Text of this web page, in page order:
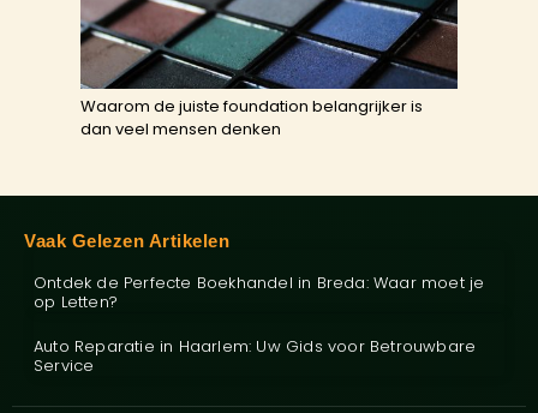
Waarom de juiste foundation belangrijker is
dan veel mensen denken
Vaak Gelezen Artikelen
Ontdek de Perfecte Boekhandel in Breda: Waar moet je
op Letten?
Auto Reparatie in Haarlem: Uw Gids voor Betrouwbare
Service